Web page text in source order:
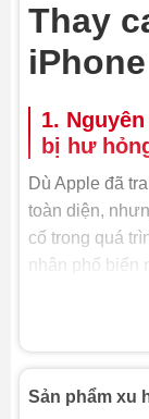
Thay
1.
bị hư
Dù Apple đã
toàn diện,
cố trong quá
nhân phổ biến
buộc bạn phải
khiến camera
Sản phẩm xu